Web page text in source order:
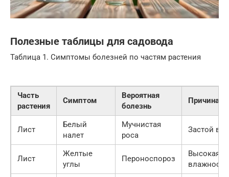
Полезные таблицы для садовода
Таблица 1. Симптомы болезней по частям растения
Часть
растения
Симптом
Вероятная
болезнь
Причина
Лист
Белый
налет
Мучнистая
роса
Застой
Лист
Желтые
углы
Пероноспороз
Высокая
влажность